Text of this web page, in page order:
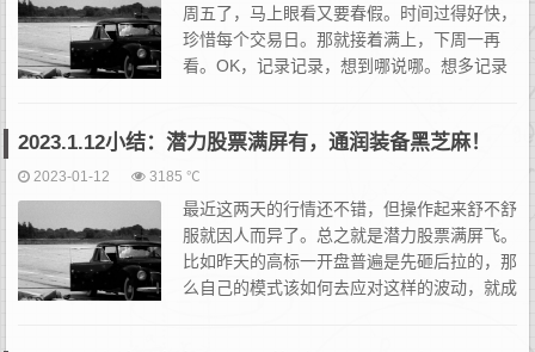
周五了，马上眼看又要春假。时间过得好快，
珍惜每个交易日。那就接着满上，下周一再
看。OK，记录记录，想到哪说哪。想多记录
各种...
2023.1.12小结：潜力股票满屏有，通润装备黑芝麻！
2023-01-12 3185 ℃
最近这两天的行情还不错，但操作起来舒不舒
服就因人而异了。总之就是潜力股票满屏飞。
比如昨天的高标一开盘普遍是先砸后拉的，那
么自己的模式该如何去应对这样的波动，就成